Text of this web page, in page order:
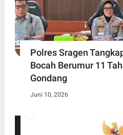
Polres Sragen
Bocah Berumur 11
Gondang
Juni 10, 2026